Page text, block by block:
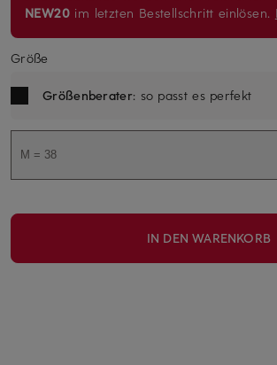
NEW20 im letzten Bestellschritt einlösen.
Größe
Größenberater: so passt es perfekt
M = 38
IN DEN WARENKORB